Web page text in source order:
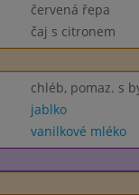
červená řepa
čaj s citronem
chléb, pomaz. s
jablko
vanilkové mléko